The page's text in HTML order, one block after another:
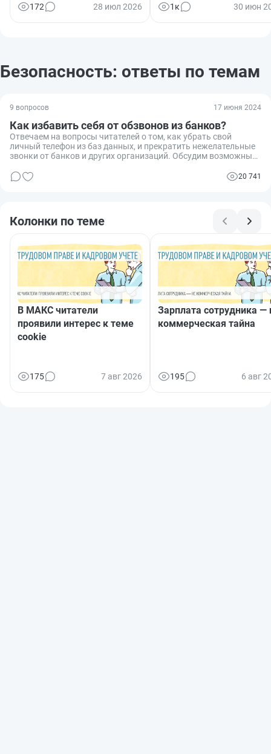
172 28 июл 2026
назначения детских
1к 30 июн
Безопасность: ответы по темам
9 вопросов 17 июня 2024
Как избавить себя от обзвонов из банков?
Отвечаем на вопросы читателей о том, как убрать свой
личный телефон из баз данных, и прекратить нежелательные
звонки от банков и других организаций. Обсудим возможные
читателей и экспертов.
20 741
Колонки по теме
В МАКС читатели
проявили интерес к теме
cookie
175 7 авг 2026
Зарплата сотрудника —
коммерческая тайна
195 6 авг